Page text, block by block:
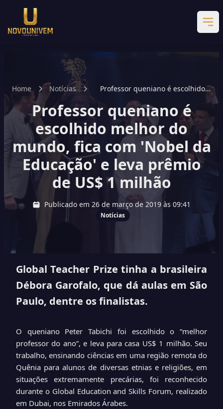
Home Notícias
Professor queniano é escolhido
melhor do mundo, fica com 'Nobel
da Educação' e leva prêmio de US$
1 milhão
Professor queniano é
escolhido melhor do
mundo, fica com 'Nobel da
Educação' e leva prêmio
de US$ 1 milhão
Publicado em 26 de março de 2019 às 09:41
Notícias
Global Teacher Prize tinha a brasileira
Débora Garofalo, que dá aulas em São
Paulo, dentre os finalistas.
O queniano Peter Tabichi foi escolhido o “melhor
professor do ano”, e leva para casa US$ 1 milhão. Seu
trabalho, ensinando ciências em uma região remota do
Quênia para alunos de diversas etnias e religiões, em
situações extremamente precárias, foi reconhecido
durante o Global Education and Skills Forum, realizado
em Dubai, nos Emirados Árabes.